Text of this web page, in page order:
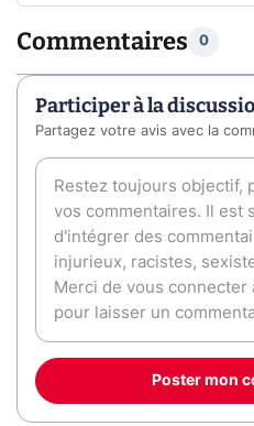
Commentaires 0
Participer à la
Partagez votre avis avec la
Poster mon